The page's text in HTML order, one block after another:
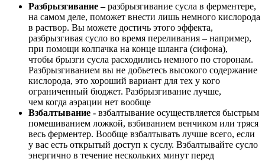
Разбрызгивание –разбрызгивание сусла в ферментере,
на самом деле, поможет внести лишь немного кислорода
в раствор. Вы можете достичь этого эффекта,
разбрызгивая сусло во время переливания – например,
при помощи колпачка на конце шланга (сифона),
чтобы брызги сусла расходились немного по сторонам.
Разбрызгиванием вы не добьетесь высокого содержание
кислорода, это хороший вариант для тех у кого
ограниченный бюджет. Разбрызгивание лучше,
чем когда аэрации нет вообще
Взбалтывание - взбалтывание осуществляется быстрым
помешиванием ложкой, взбиванием венчиком или тряся
весь ферментер. Вообще взбалтывать лучше всего, если
у вас есть открытый доступ к суслу. Взбалтывайте сусло
энергично в течение нескольких минут перед